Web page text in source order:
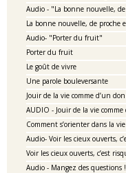
Audio - "La bonne nouvelle,
La bonne nouvelle, de proche
Audio- "Porter du fruit"
Porter du fruit
Le goût de vivre
Une parole bouleversante
Jouir de la vie comme d’un
AUDIO - Jouir de la vie
Comment s’orienter dans la vie
Audio- Voir les cieux ouverts,
Voir les cieux ouverts, c’est
Audio - Mangez des